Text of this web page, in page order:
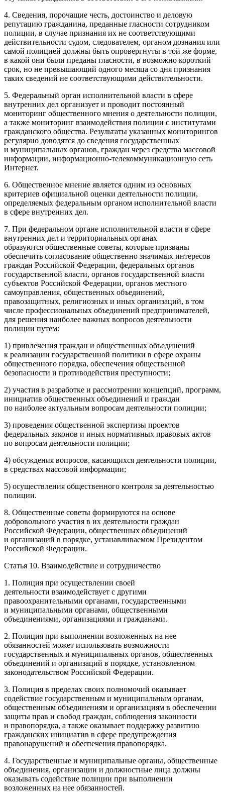
4. Сведения, порочащие честь, достоинство и деловую
репутацию гражданина, преданные гласности сотрудником
полиции, в случае признания их не соответствующими
действительности судом, следователем, органом дознания или
самой полицией должны быть опровергнуты в той же форме,
в какой они были преданы гласности, в возможно короткий
срок, но не превышающий одного месяца со дня признания
таких сведений не соответствующими действительности.
5. Федеральный орган исполнительной власти в сфере
внутренних дел организует и проводит постоянный
мониторинг общественного мнения о деятельности полиции,
а также мониторинг взаимодействия полиции с институтами
гражданского общества. Результаты указанных мониторингов
регулярно доводятся до сведения государственных
и муниципальных органов, граждан через средства массовой
информации, информационно-телекоммуникационную сеть
Интернет.
6. Общественное мнение является одним из основных
критериев официальной оценки деятельности полиции,
определяемых федеральным органом исполнительной власти
в сфере внутренних дел.
7. При федеральном органе исполнительной власти в сфере
внутренних дел и территориальных органах
образуются общественные советы, которые призваны
обеспечить согласование общественно значимых интересов
граждан Российской Федерации, федеральных органов
государственной власти, органов государственной власти
субъектов Российской Федерации, органов местного
самоуправления, общественных объединений,
правозащитных, религиозных и иных организаций, в том
числе профессиональных объединений предпринимателей,
для решения наиболее важных вопросов деятельности
полиции путем:
1) привлечения граждан и общественных объединений
к реализации государственной политики в сфере охраны
общественного порядка, обеспечения общественной
безопасности и противодействия преступности;
2) участия в разработке и рассмотрении концепций, программ,
инициатив общественных объединений и граждан
по наиболее актуальным вопросам деятельности полиции;
3) проведения общественной экспертизы проектов
федеральных законов и иных нормативных правовых актов
по вопросам деятельности полиции;
4) обсуждения вопросов, касающихся деятельности полиции,
в средствах массовой информации;
5) осуществления общественного контроля за деятельностью
полиции.
8. Общественные советы формируются на основе
добровольного участия в их деятельности граждан
Российской Федерации, общественных объединений
и организаций в порядке, устанавливаемом Президентом
Российской Федерации.
Статья 10. Взаимодействие и сотрудничество
1. Полиция при осуществлении своей
деятельности взаимодействует с другими
правоохранительными органами, государственными
и муниципальными органами, общественными
объединениями, организациями и гражданами.
2. Полиция при выполнении возложенных на нее
обязанностей может использовать возможности
государственных и муниципальных органов, общественных
объединений и организаций в порядке, установленном
законодательством Российской Федерации.
3. Полиция в пределах своих полномочий оказывает
содействие государственным и муниципальным органам,
общественным объединениям и организациям в обеспечении
защиты прав и свобод граждан, соблюдения законности
и правопорядка, а также оказывает поддержку развитию
гражданских инициатив в сфере предупреждения
правонарушений и обеспечения правопорядка.
4. Государственные и муниципальные органы, общественные
объединения, организации и должностные лица должны
оказывать содействие полиции при выполнении
возложенных на нее обязанностей.